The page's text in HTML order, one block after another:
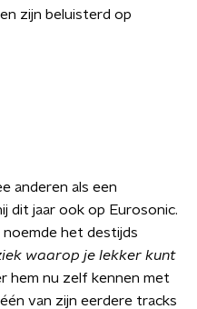
zijn beluisterd op
anderen als een
dit jaar ook op Eurosonic.
noemde het destijds
waarop je lekker kunt
hem nu zelf kennen met
van zijn eerdere tracks